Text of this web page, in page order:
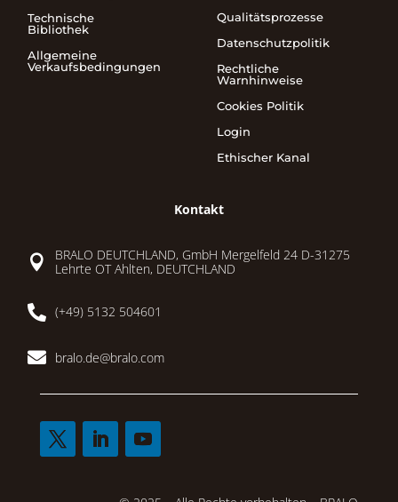
Technische
Bibliothek
Allgemeine
Verkaufsbedingungen
Qualitätsprozesse
Datenschutzpolitik
Rechtliche
Warnhinweise
Cookies Politik
Login
Ethischer Kanal
Kontakt

BRALO DEUTCHLAND, GmbH Mergelfeld 24 D-31275
Lehrte OT Ahlten, DEUTCHLAND
 (+49) 5132 504601
 bralo.de@bralo.com